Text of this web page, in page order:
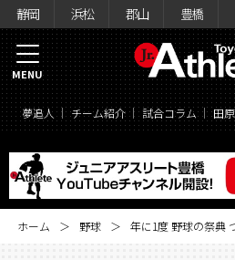
静岡 浜松 郡山 豊橋
夢追人 チーム紹介 試合コラム 田
MENU
ホーム 野球 年に1度 野球の祭典